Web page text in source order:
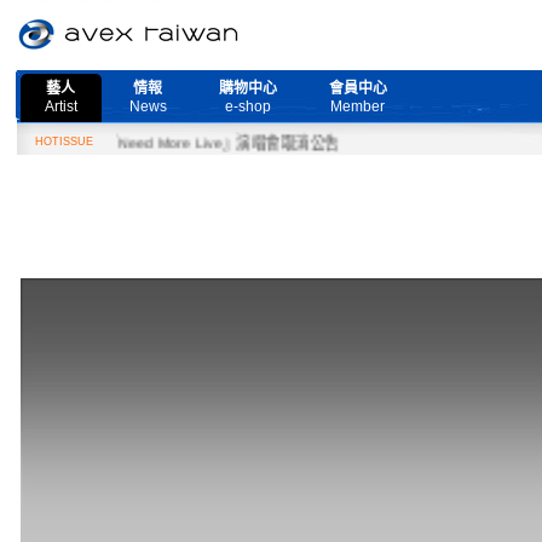
藝人
Artist
情報
News
購物中心
e-shop
會員中心
Member
HOTISSUE
日『Need More Live』演唱會取消公告